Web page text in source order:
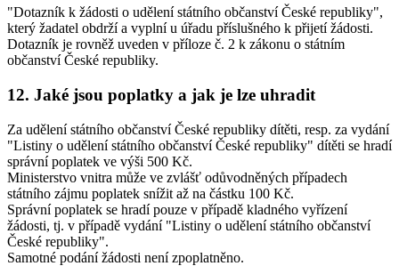
"Dotazník k žádosti o udělení státního občanství České republiky",
který žadatel obdrží a vyplní u úřadu příslušného k přijetí žádosti.
Dotazník je rovněž uveden v příloze č. 2 k zákonu o státním
občanství České republiky.
12. Jaké jsou poplatky a jak je lze uhradit
Za udělení státního občanství České republiky dítěti, resp. za vydání
"Listiny o udělení státního občanství České republiky" dítěti se hradí
správní poplatek ve výši 500 Kč.
Ministerstvo vnitra může ve zvlášť odůvodněných případech
státního zájmu poplatek snížit až na částku 100 Kč.
Správní poplatek se hradí pouze v případě kladného vyřízení
žádosti, tj. v případě vydání "Listiny o udělení státního občanství
České republiky".
Samotné podání žádosti není zpoplatněno.